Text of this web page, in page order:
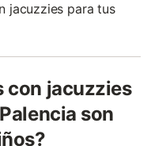
jacuzzies para tus
con jacuzzies
son